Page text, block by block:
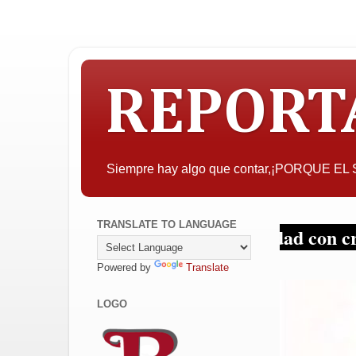
Siempre hay algo que contar,¡PORQUE
interesar, la objetividad con criterio y
TRANSLATE TO LANGUAGE
Powered by Translate
LOGO